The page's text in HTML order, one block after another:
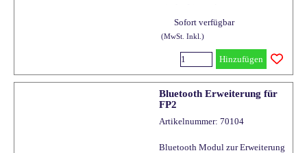
USB Port 2 und 3 sind für die
Ausgabe von Liedtexten
Sofort spielbereit
Sofort verfügbar
(MwSt. Inkl.)
Hinzufügen
Bluetooth Erweiterung für
FP2
Artikelnummer: 70104
Bluetooth Modul zur Erweiterung